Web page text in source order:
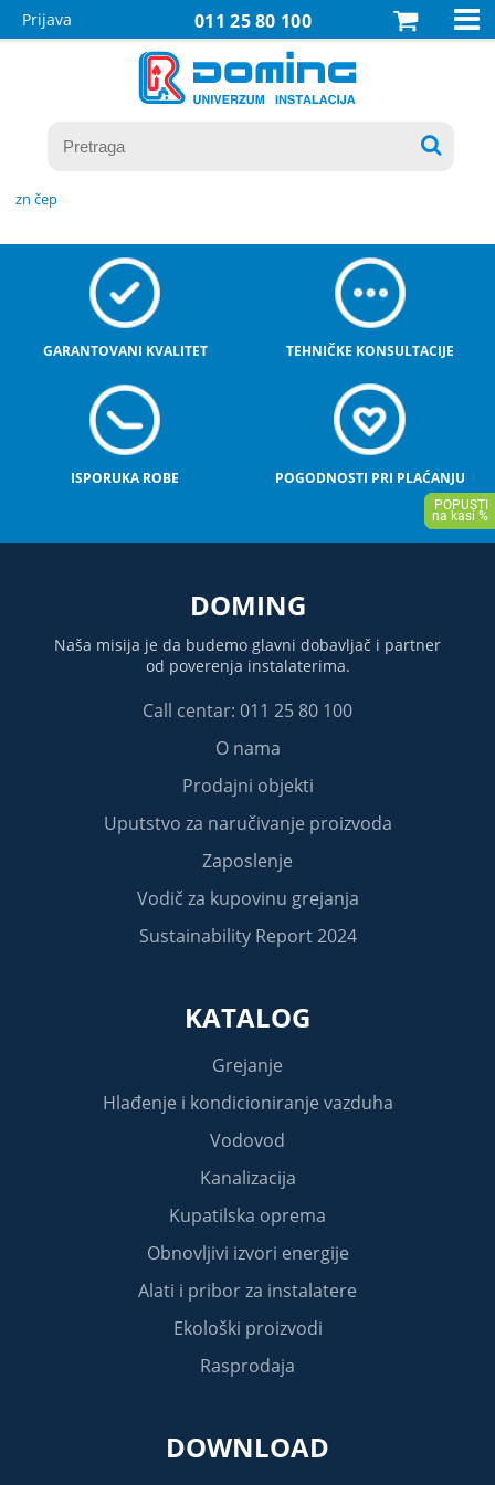
011 25 80 100
Prijava 

zn čep
GARANTOVANI KVALITET TEHNIČKE KONSULTACIJE
ISPORUKA ROBE POGODNOSTI PRI PLAĆANJU
DOMING
Naša misija je da budemo glavni dobavljač i partner
od poverenja instalaterima.
Call centar: 011 25 80 100
O nama
Prodajni objekti
Uputstvo za naručivanje proizvoda
Zaposlenje
Vodič za kupovinu grejanja
Sustainability Report 2024
KATALOG
Grejanje
Hlađenje i kondicioniranje vazduha
Vodovod
Kanalizacija
Kupatilska oprema
Obnovljivi izvori energije
Alati i pribor za instalatere
Ekološki proizvodi
Rasprodaja
DOWNLOAD